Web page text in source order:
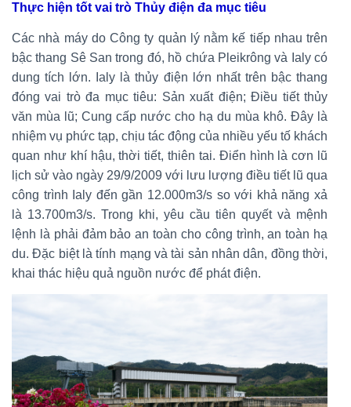
Thực hiện tốt vai trò Thủy điện đa mục tiêu
Các nhà máy do Công ty quản lý nằm kế tiếp nhau trên
bậc thang Sê San trong đó, hồ chứa Pleikrông và Ialy có
dung tích lớn. Ialy là thủy điện lớn nhất trên bậc thang
đóng vai trò đa mục tiêu: Sản xuất điện; Điều tiết thủy
văn mùa lũ; Cung cấp nước cho hạ du mùa khô. Đây là
nhiệm vụ phức tạp, chịu tác động của nhiều yếu tố khách
quan như khí hậu, thời tiết, thiên tai. Điển hình là cơn lũ
lịch sử vào ngày 29/9/2009 với lưu lượng điều tiết lũ qua
công trình Ialy đến gần 12.000m3/s so với khả năng xả
là 13.700m3/s. Trong khi, yêu cầu tiên quyết và mệnh
lệnh là phải đảm bảo an toàn cho công trình, an toàn hạ
du. Đặc biệt là tính mạng và tài sản nhân dân, đồng thời,
khai thác hiệu quả nguồn nước để phát điện.